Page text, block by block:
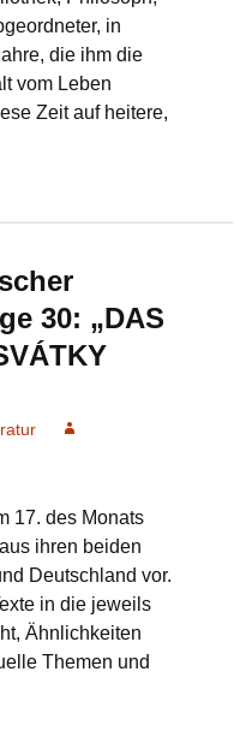
in
die ihm die
vom Leben
Zeit auf heitere,
30: „DAS
17. des Monats
ihren beiden
Deutschland vor.
in die jeweils
Ähnlichkeiten
Themen und